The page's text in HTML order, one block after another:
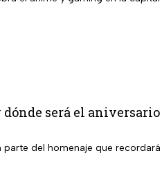
será el
del homenaje que